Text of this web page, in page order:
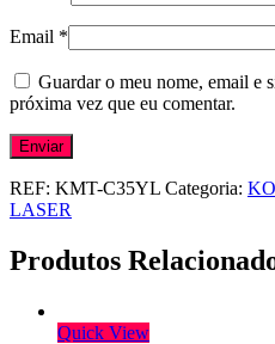
Email *
Guardar o meu nome, email e
próxima vez que eu comentar.
REF: KMT-C35YL Categoria:
LASER
Produtos
Quick View